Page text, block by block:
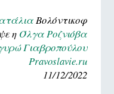
Βολόντικοφ
η Όλγα Ροζνιόβα
Γιαβροπούλου
Pravoslavie.ru
11/12/2022